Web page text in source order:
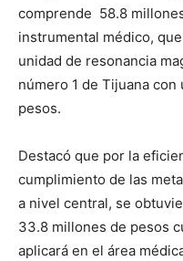
comprende 58.8
instrumental médico,
unidad de resonancia
número 1 de Tijuana con
pesos.
Destacó que por la
cumplimiento de las
a nivel central, se
33.8 millones de pesos
aplicará en el área